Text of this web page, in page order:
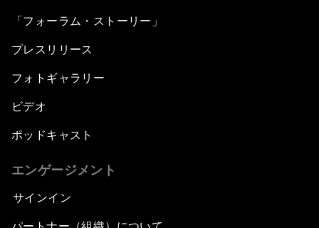
「フォーラム・ストーリー」
プレスリリース
フォトギャラリー
ビデオ
ポッドキャスト
エンゲージメント
サインイン